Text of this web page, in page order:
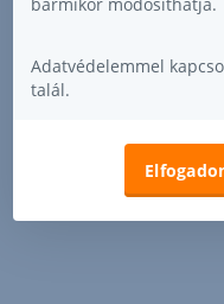
Adatvédelemmel
talál.